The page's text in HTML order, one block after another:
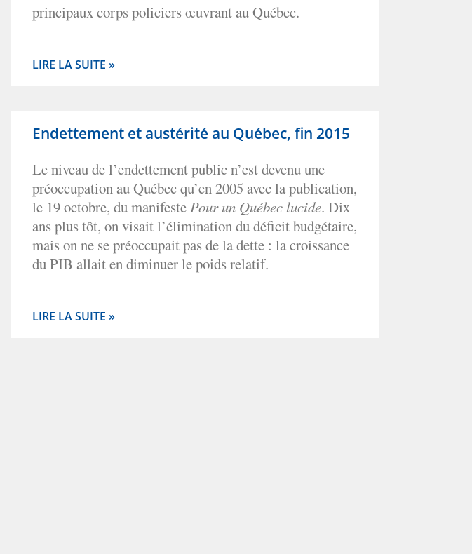
principaux corps policiers œuvrant au Québec.
LIRE LA SUITE »
Endettement et austérité au Québec, fin 2015
Le niveau de l’endettement public n’est devenu une
préoccupation au Québec qu’en 2005 avec la publication,
le 19 octobre, du manifestePour un Québec lucide. Dix
ans plus tôt, on visait l’élimination du déficit budgétaire,
mais on ne se préoccupait pas de la dette : la croissance
du PIB allait en diminuer le poids relatif.
LIRE LA SUITE »